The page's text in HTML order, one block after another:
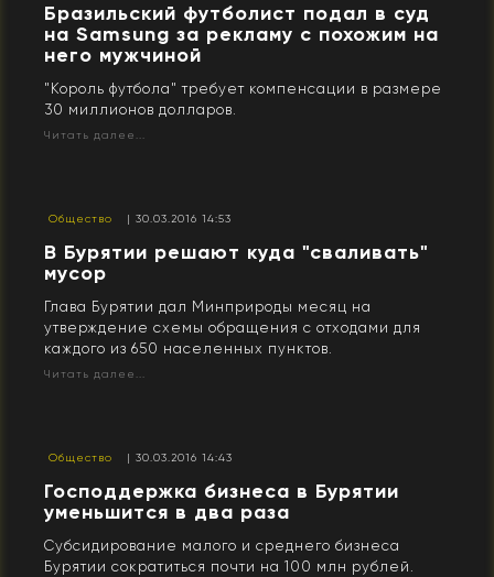
Бразильский футболист подал в суд
на Samsung за рекламу с похожим на
него мужчиной
"Король футбола" требует компенсации в размере
30 миллионов долларов.
Читать далее...
Общество | 30.03.2016 14:53
В Бурятии решают куда "сваливать"
мусор
Глава Бурятии дал Минприроды месяц на
утверждение схемы обращения с отходами для
каждого из 650 населенных пунктов.
Читать далее...
Общество | 30.03.2016 14:43
​Господдержка бизнеса в Бурятии
уменьшится в два раза
Субсидирование малого и среднего бизнеса
Бурятии сократиться почти на 100 млн рублей.